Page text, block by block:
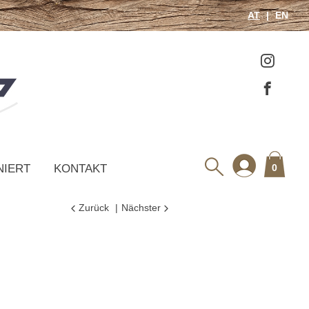
AT EN
KONTAKT 0
Zurück Nächster